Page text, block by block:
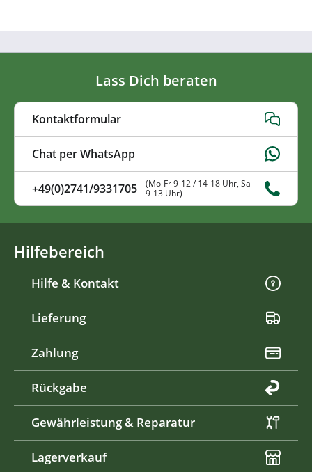
Lass Dich beraten
Kontaktformular
Chat per WhatsApp
+49(0)2741/9331705
(Mo-Fr 9-12 / 14-18 Uhr, Sa
9-13 Uhr)
Hilfebereich
Hilfe & Kontakt
Lieferung
Zahlung
Rückgabe
Gewährleistung & Reparatur
Lagerverkauf